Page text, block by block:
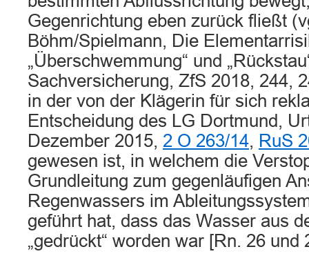
Gegenrichtung eben zurück fließt
Böhm/Spielmann, Die
„Überschwemmung“ und
Sachversicherung, ZfS 2018, 244,
in der von der Klägerin für sich
Entscheidung des LG Dortmund,
Dezember 2015, 2 O 263/14, RuS
gewesen ist, in welchem die
Grundleitung zum gegenläufigen
Regenwassers im
geführt hat, dass das Wasser aus
„gedrückt“ worden war [Rn. 26 und